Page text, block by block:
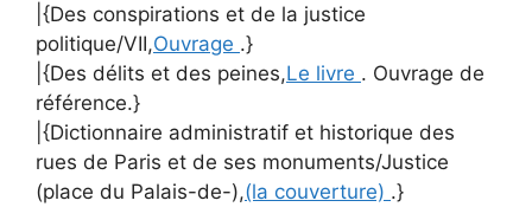
|{Des conspirations et de la justice
politique/VII,Ouvrage .}
|{Des délits et des peines,Le livre . Ouvrage de
référence.}
|{Dictionnaire administratif et historique des
rues de Paris et de ses monuments/Justice
(place du Palais-de-),(la couverture) .}